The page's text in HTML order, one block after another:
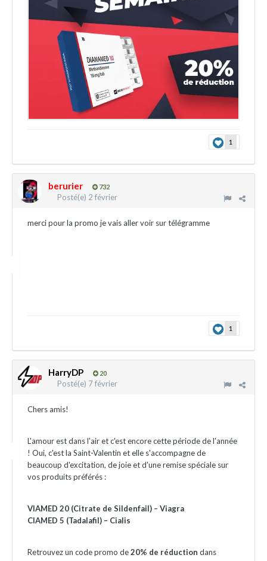
1
berurier 732
Posté(e) 2 février
merci pour la promo je vais aller voir sur télégramme
1
HarryDP 20
Posté(e) 7 février
Chers amis!
L'amour est dans l'air et c'est encore cette période de l'année
! Oui, c'est la Saint-Valentin et elle s'accompagne de
beaucoup d'excitation, de joie et d'une remise spéciale sur
vos produits préférés :
VIAMED 20 (Citrate de Sildenfail) – Viagra
CIAMED 5 (Tadalafil) – Cialis
Retrouvez un code promo de20% de réduction dans